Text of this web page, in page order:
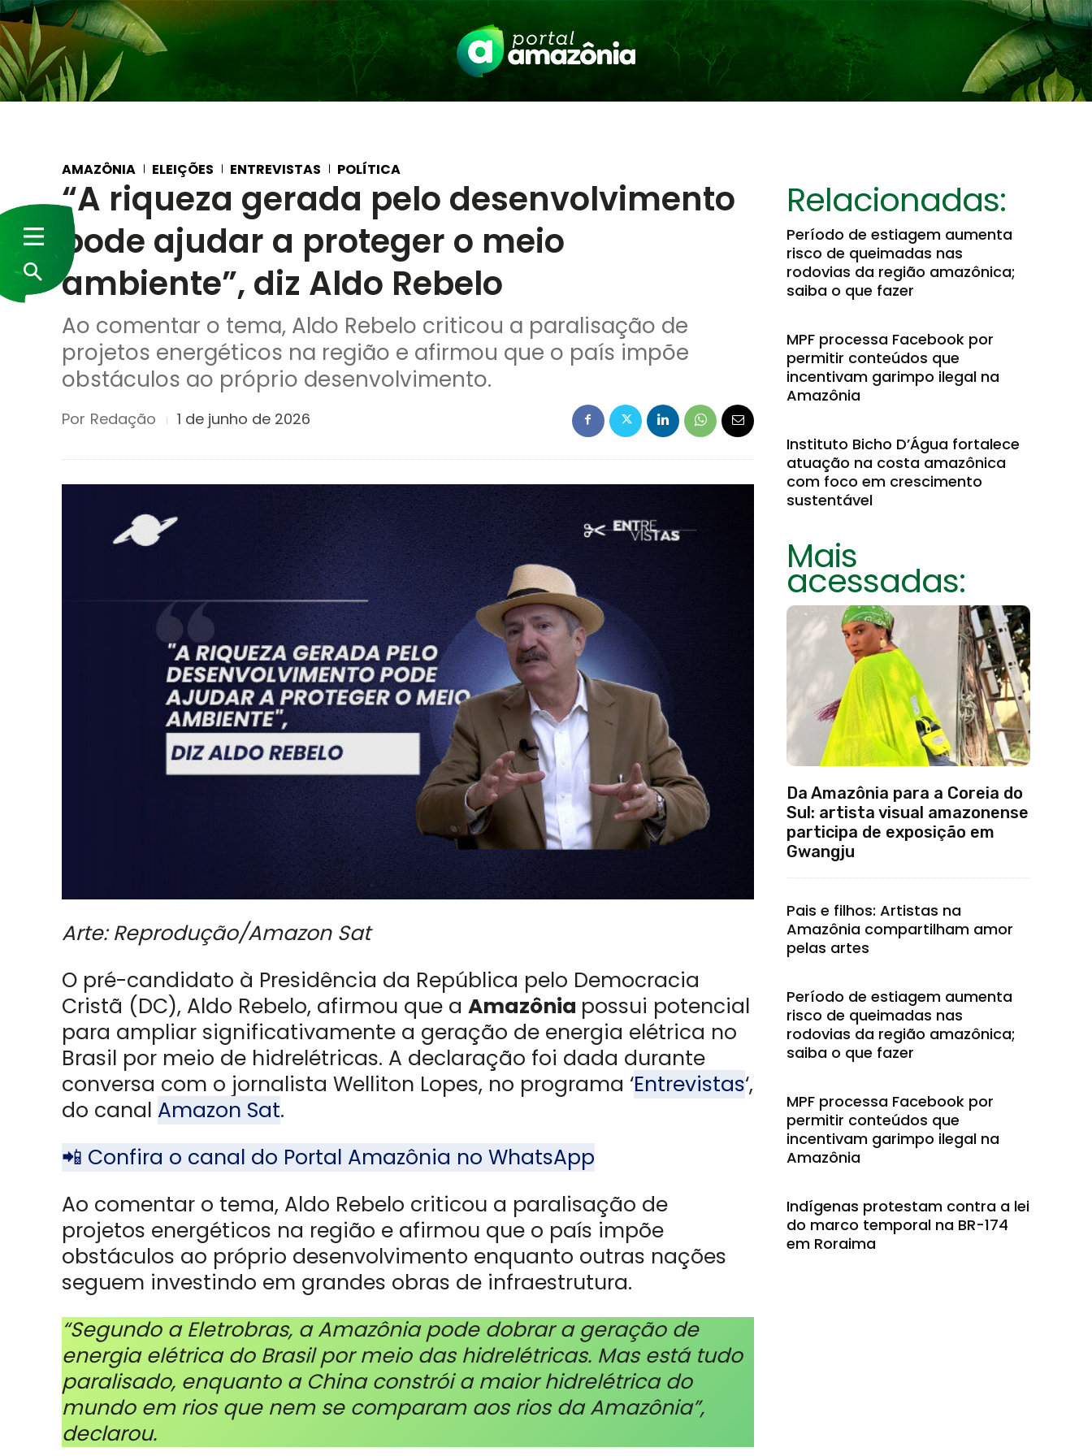
AMAZÔNIA ELEIÇÕES ENTREVISTAS POLÍTICA
“A riqueza gerada pelo desenvolvimento
pode ajudar a proteger o meio
ambiente”, diz Aldo Rebelo
Ao comentar o tema, Aldo Rebelo criticou a paralisação de
projetos energéticos na região e afirmou que o país impõe
obstáculos ao próprio desenvolvimento.
Por Redação 1 de junho de 2026
Arte: Reprodução/Amazon Sat
O pré-candidato à Presidência da República pelo Democracia
Cristã (DC), Aldo Rebelo, afirmou que a Amazônia possui potencial
para ampliar significativamente a geração de energia elétrica no
Brasil por meio de hidrelétricas. A declaração foi dada durante
conversa com o jornalista Welliton Lopes, no programa ‘Entrevistas‘,
do canal Amazon Sat.
📲 Confira o canal do Portal Amazônia no WhatsApp
Ao comentar o tema, Aldo Rebelo criticou a paralisação de
projetos energéticos na região e afirmou que o país impõe
obstáculos ao próprio desenvolvimento enquanto outras nações
seguem investindo em grandes obras de infraestrutura.
“Segundo a Eletrobras, a Amazônia pode dobrar a geração de
energia elétrica do Brasil por meio das hidrelétricas. Mas está tudo
paralisado, enquanto a China constrói a maior hidrelétrica do
mundo em rios que nem se comparam aos rios da Amazônia”,
declarou.
Relacionadas:
Período de estiagem aumenta
risco de queimadas nas
rodovias da região amazônica;
saiba o que fazer
MPF processa Facebook por
permitir conteúdos que
incentivam garimpo ilegal na
Amazônia
Instituto Bicho D’Água fortalece
atuação na costa amazônica
com foco em crescimento
sustentável
Mais
acessadas:
Da Amazônia para a Coreia do
Sul: artista visual amazonense
participa de exposição em
Gwangju
Pais e filhos: Artistas na
Amazônia compartilham amor
pelas artes
Período de estiagem aumenta
risco de queimadas nas
rodovias da região amazônica;
saiba o que fazer
MPF processa Facebook por
permitir conteúdos que
incentivam garimpo ilegal na
Amazônia
Indígenas protestam contra a lei
do marco temporal na BR-174
em Roraima